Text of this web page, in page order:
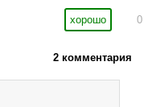
хорошо
0
2 комментария